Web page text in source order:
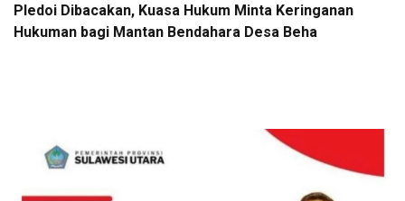
Pledoi Dibacakan, Kuasa Hukum Minta Keringanan
Hukuman bagi Mantan Bendahara Desa Beha